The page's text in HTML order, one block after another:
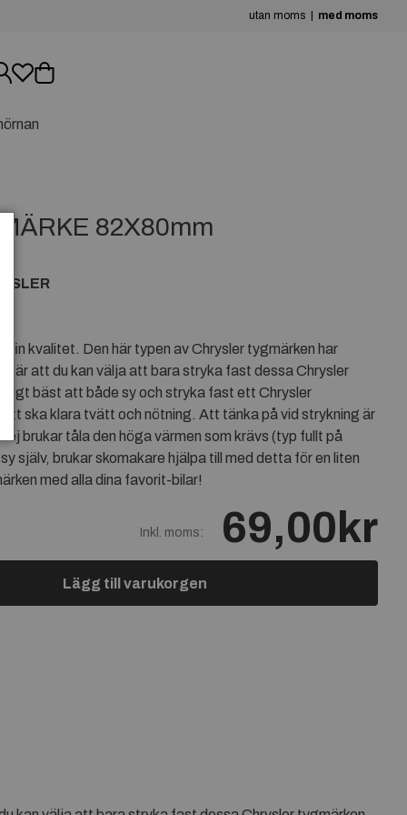
utan moms med moms
82X80mm
fin kvalitet. Den här typen av Chrysler tygmärken har
att du kan välja att bara stryka fast dessa Chrysler
bäst att både sy och stryka fast ett Chrysler
ska klara tvätt och nötning. Att tänka på vid strykning är
ej brukar tåla den höga värmen som krävs (typ fullt på
själv, brukar skomakare hjälpa till med detta för en liten
med alla dina favorit-bilar!
Inkl. moms: 69,00kr
Lägg till varukorgen